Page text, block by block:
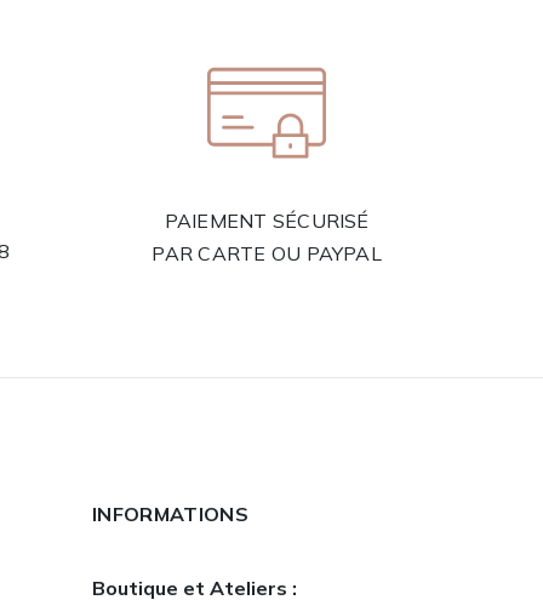
PAIEMENT SÉCURISÉ
PAR CARTE OU PAYPAL
INFORMATIONS
Boutique et Ateliers :